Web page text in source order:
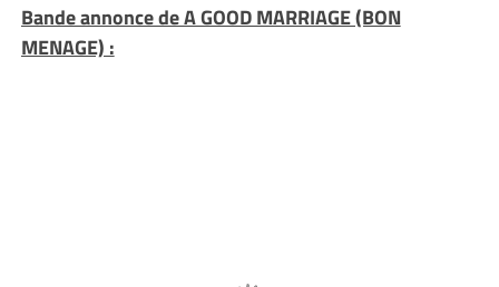
Bande annonce de A GOOD MARRIAGE (BON
MENAGE) :